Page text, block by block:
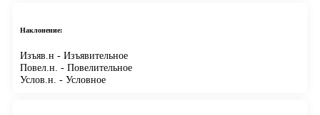
Наклонение:
Изъяв.н - Изъявительное
Повел.н. - Повелительное
Услов.н. - Условное